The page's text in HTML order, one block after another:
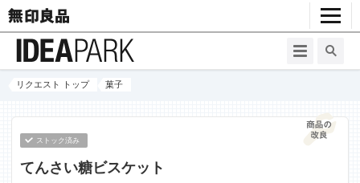
リクエスト トップ 菓子
ストック済み
てんさい糖ビスケット